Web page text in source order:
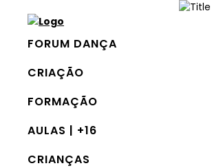
FORUM DANÇA
CRIAÇÃO
FORMAÇÃO
AULAS | +16
CRIANÇAS